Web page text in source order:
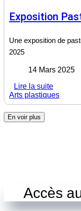
Exposition
Une exposition de
2025
14 Mars 2025
Lire la suite
Arts plastiques
En voir plus
Accès